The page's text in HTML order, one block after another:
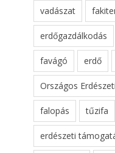
vadászat
erdőgazdálkodás
favágó erdő
Országos
falopás tűzifa
erdészeti